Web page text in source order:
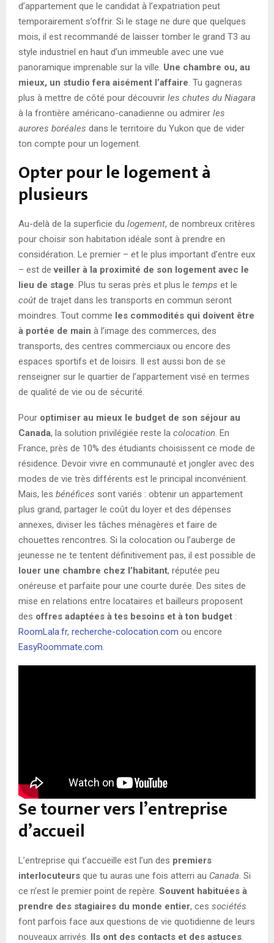
d’appartement que le candidat à l’expatriation peut
temporairement s’offrir. Si le stage ne dure que quelques
mois, il est recommandé de laisser tomber le grand T3 au
style industriel en haut d’un immeuble avec une vue
panoramique imprenable sur la ville. Une chambre ou, au
mieux, un studio fera aisément l’affaire. Tu gagneras
plus à mettre de côté pour découvrir les chutes du Niagara
à la frontière américano-canadienne ou admirer les
aurores boréales dans le territoire du Yukon que de vider
ton compte pour un logement.
Opter pour le logement à
plusieurs
Au-delà de la superficie du logement, de nombreux critères
pour choisir son habitation idéale sont à prendre en
considération. Le premier – et le plus important d’entre eux
– est deveiller à la proximité de son logement avec le
lieu de stage. Plus tu seras près et plus le temps et le
coût de trajet dans les transports en commun seront
moindres. Tout comme les commodités qui doivent être
à portée de main à l’image des commerces, des
transports, des centres commerciaux ou encore des
espaces sportifs et de loisirs. Il est aussi bon de se
renseigner sur le quartier de l’appartement visé en termes
de qualité de vie ou de sécurité.
Pour optimiser au mieux le budget de son séjour au
Canada, la solution privilégiée reste la colocation. En
France, près de 10% des étudiants choisissent ce mode de
résidence. Devoir vivre en communauté et jongler avec des
modes de vie très différents est le principal inconvénient.
Mais, les bénéfices sont variés : obtenir un appartement
plus grand, partager le coût du loyer et des dépenses
annexes, diviser les tâches ménagères et faire de
chouettes rencontres. Si la colocation ou l’auberge de
jeunesse ne te tentent définitivement pas, il est possible de
louer une chambre chez l’habitant, réputée peu
onéreuse et parfaite pour une courte durée. Des sites de
mise en relations entre locataires et bailleurs proposent
des offres adaptées à tes besoins et à ton budget :
RoomLala.fr, recherche-colocation.com ou encore
EasyRoommate.com.
Se tourner vers l’entreprise
d’accueil
L’entreprise qui t’accueille est l’un des premiers
interlocuteurs que tu auras une fois atterri au Canada. Si
ce n’est le premier point de repère. Souvent habituées à
prendre des stagiaires du monde entier, ces sociétés
font parfois face aux questions de vie quotidienne de leurs
nouveaux arrivés. Ils ont des contacts et des astuces.